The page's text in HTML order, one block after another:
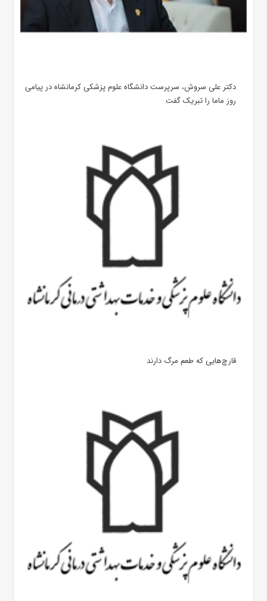
دکتر علی سروش، سرپرست دانشگاه علوم پزشکی کرمانشاه در پیامی
روز ماما را تبریک گفت
قارچ‌هایی که طعم مرگ دارند